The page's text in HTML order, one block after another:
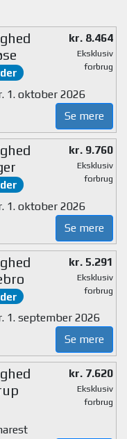
kr. 8.464
Eksklusiv
forbrug
1. oktober 2026
Se mere
kr. 9.760
Eksklusiv
forbrug
1. oktober 2026
Se mere
kr. 5.291
Eksklusiv
forbrug
1. september 2026
Se mere
kr. 7.620
Eksklusiv
forbrug